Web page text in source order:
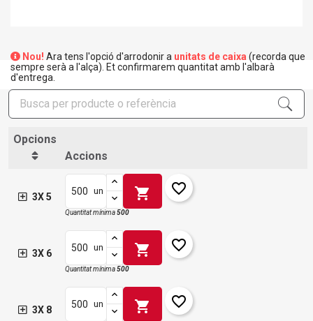
Nou! Ara tens l'opció d'arrodonir a unitats de caixa (recorda que
sempre serà a l'alça). Et confirmarem quantitat amb l'albarà
d'entrega.
Opcions
Accions
3X 5
un shopping_cart favorite_border
Quantitat mínima500
3X 6
un shopping_cart favorite_border
Quantitat mínima500
3X 8
un shopping_cart favorite_border